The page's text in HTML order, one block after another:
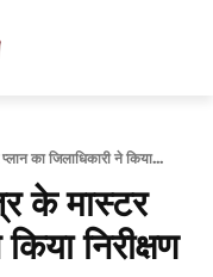
का जिलाधिकारी ने किया...
के मास्टर
निरीक्षण